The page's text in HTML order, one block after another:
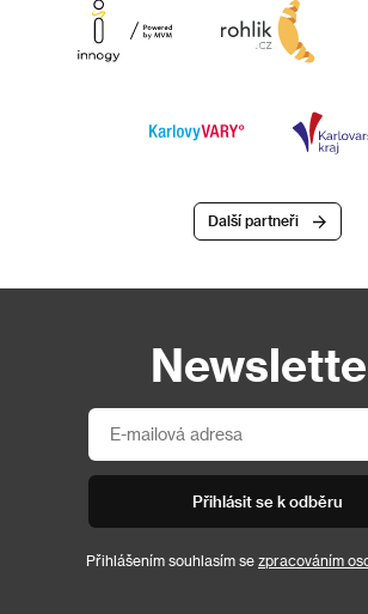
Další partneři
Přihlásit se k odběru
Přihlášením souhlasím se zpracováním